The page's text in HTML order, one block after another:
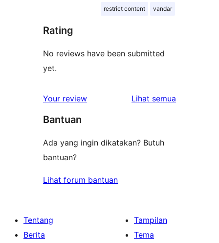
restrict content vandar
Rating
No reviews have been submitted
yet.
Your review Lihat semua
Bantuan
Ada yang ingin dikatakan? Butuh
bantuan?
Lihat forum bantuan
Tentang
Berita
Tampilan
Tema